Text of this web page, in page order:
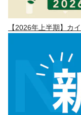
【2026年上半期】カ